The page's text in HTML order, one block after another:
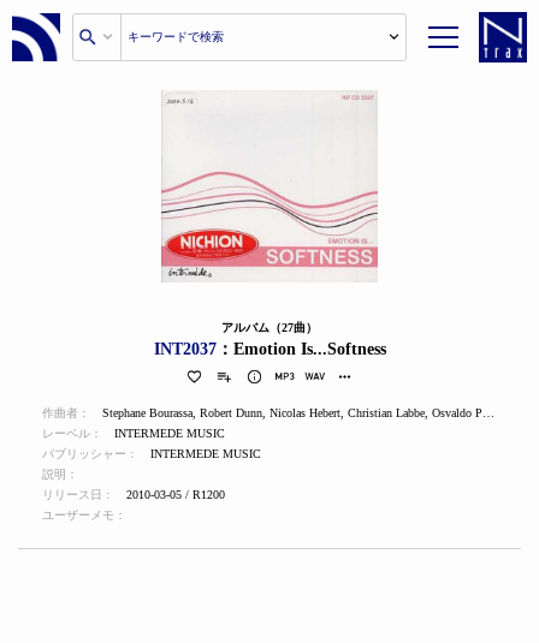
アルバム（27曲）
INT2037：Emotion Is...Softness
作曲者： Stephane Bourassa Robert Dunn Nicolas Hebert Christian Labbe Osvaldo Porrini Montes
レーベル：
INTERMEDE MUSIC
パブリッシャー：
INTERMEDE MUSIC
説明：
リリース日：
2010-03-05 / R1200
ユーザーメモ：